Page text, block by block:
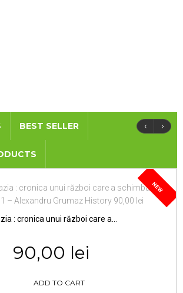
BEST SELLER ‹ ›
NEW
: cronica unui război care a...
90,00 lei
ADD TO CART